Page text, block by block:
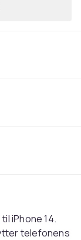
iPhone 14.
telefonens